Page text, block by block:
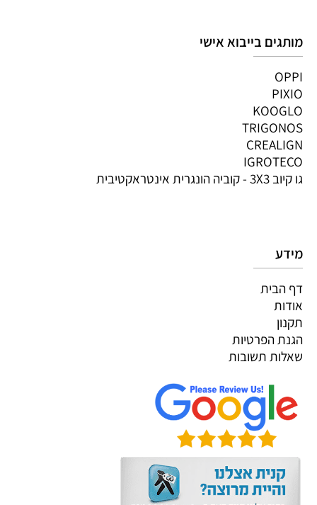
מותגים בייבוא אישי
OPPI
PIXIO
KOOGLO
TRIGONOS
CREALIGN
IGROTECO
גו קיוב 3X3 - קוביה הונגרית אינטראקטיבית
מידע
דף הבית
אודות
תקנון
הגנת הפרטיות
שאלות תשובות